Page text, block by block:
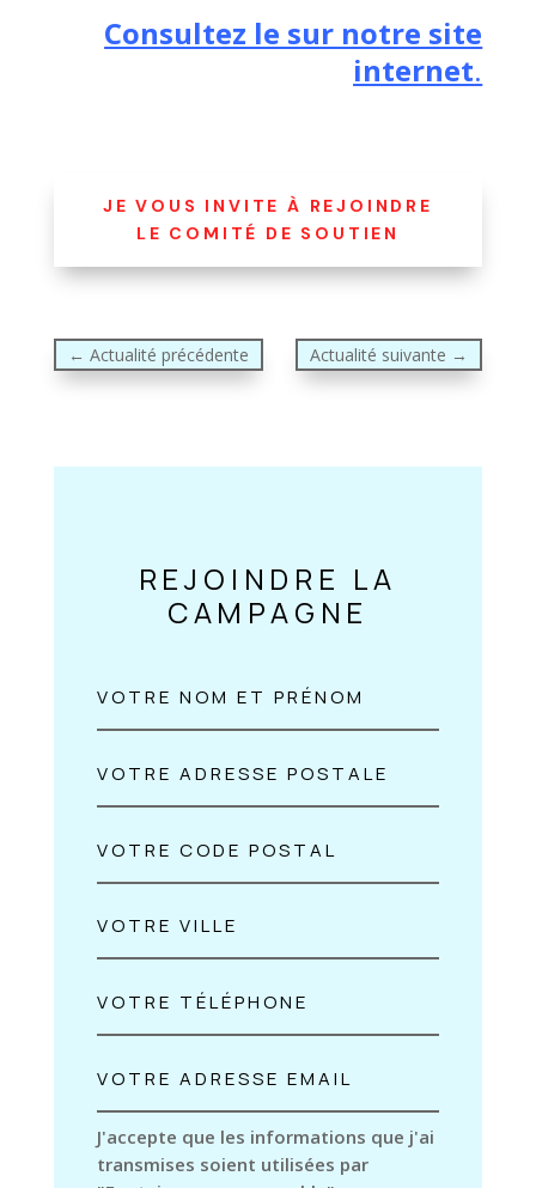
Consultez le sur notre site
internet.
JE VOUS INVITE À REJOINDRE
LE COMITÉ DE SOUTIEN
← Actualité précédente Actualité suivante →
REJOINDRE LA
CAMPAGNE
J'accepte que les informations que j'ai
transmises soient utilisées par